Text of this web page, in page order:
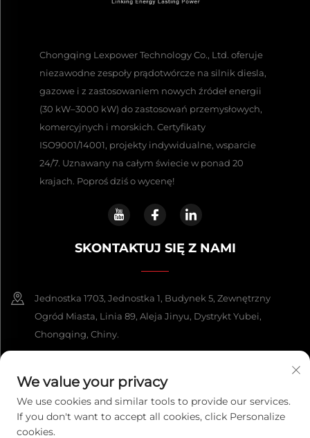
Chongqing Lexpower Technology Co., Ltd. oferuje
niezawodne zespoły prądotwórcze na silnik diesla,
gazowe i z zastosowaniem nowych źródeł energii
(30 kW–3000 kW) do zastosowań przemysłowych,
komercyjnych i morskich. Certyfikaty
ISO9001/14001, projekty indywidualne, wsparcie
24/7. Uznawany na całym świecie w ponad 20
krajach. Poproś dziś o wycenę!
SKONTAKTUJ SIĘ Z NAMI
Jednostka 1703, Jednostka 1, Budynek 5, Zewnętrzny
Ogród Miasta, Linia 89, Aleja Jinyu, Dystrykt Yubei,
Chongqing, Chiny.
[email protected]
We value your privacy
We use cookies and similar tools to provide our services.
If you don't want to accept all cookies, click Personalize
cookies.